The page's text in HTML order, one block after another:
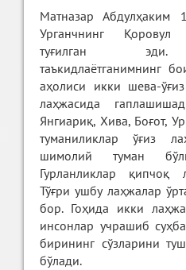
Матназар Абдулҳаким
Урганчнинг Қоровул
туғилган
таъкидлаётганимнинг
аҳолиси икки шева-
лаҳжасида
Янгиариқ, Хива, Боғот,
туманиликлар ўғиз
шимолий туман
Гурланликлар қипчоқ
Тўғри ушбу лаҳжалар
бор. Гоҳида икки
инсонлар учрашиб
бирининг сўзларини
бўлади.